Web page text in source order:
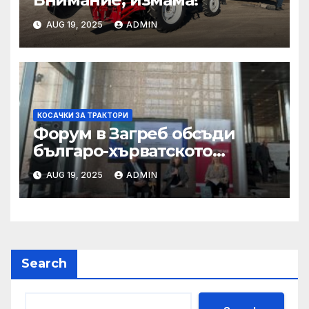
AUG 19, 2025 ADMIN
КОСАЧКИ ЗА ТРАКТОРИ
Форум в Загреб обсъди
българо-хърватското
сътрудничество
AUG 19, 2025 ADMIN
Search